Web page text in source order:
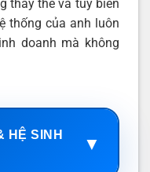
thay thế và tùy biến
thống của anh luôn
doanh mà không
HỆ SINH
▼